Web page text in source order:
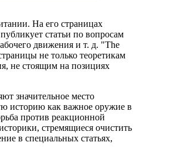
На его страницах
статьи по вопросам
движения и т. д. "The
не только теоретикам
не стоящим на позициях
значительное место
историю как важное оружие в
против реакционной
стремящиеся очистить
в специальных статьях,